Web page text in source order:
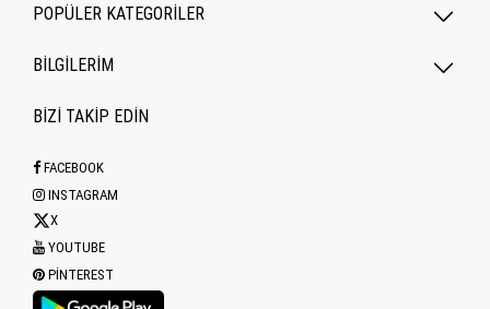
POPÜLER KATEGORILER
BİLGİLERİM
BİZİ TAKİP EDİN
FACEBOOK
INSTAGRAM
X
YOUTUBE
PINTEREST